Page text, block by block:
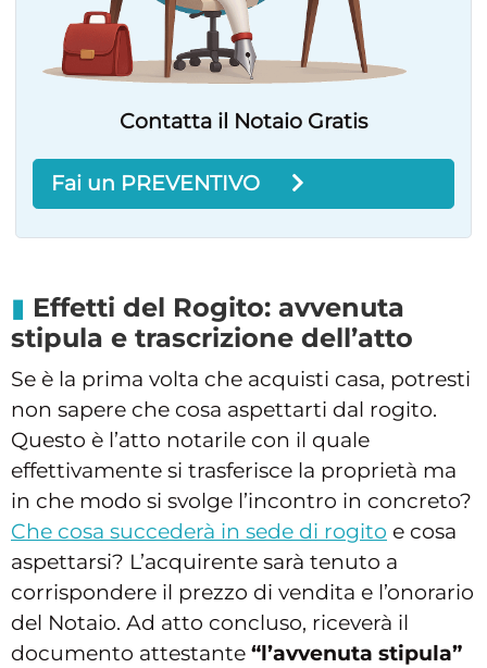
Contatta il Notaio Gratis
Fai un PREVENTIVO
Effetti del Rogito: avvenuta
stipula e trascrizione dell’atto
Se è la prima volta che acquisti casa, potresti
non sapere che cosa aspettarti dal rogito.
Questo è l’atto notarile con il quale
effettivamente si trasferisce la proprietà ma
in che modo si svolge l’incontro in concreto?
Che cosa succederà in sede di rogito e cosa
aspettarsi? L’acquirente sarà tenuto a
corrispondere il prezzo di vendita e l’onorario
del Notaio. Ad atto concluso, riceverà il
documento attestante “l’avvenuta stipula”